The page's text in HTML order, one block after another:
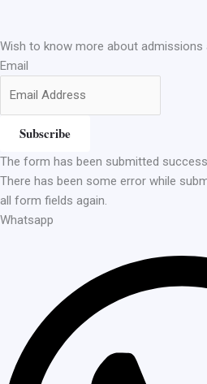
Wish to know more about admissions
Email
Subscribe
The form has been submitted
There has been some error while
all form fields again.
Whatsapp